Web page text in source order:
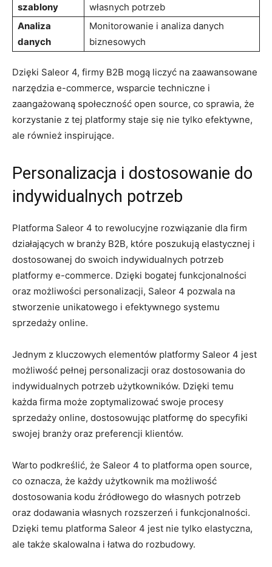
szablony
własnych ⁤potrzeb
Analiza
danych
Monitorowanie ‌i analiza danych
biznesowych
Dzięki Saleor 4, ‌firmy B2B⁢ mogą liczyć ​na⁤ zaawansowane
⁤narzędzia e-commerce,⁤ wsparcie‍ techniczne i ​
zaangażowaną społeczność⁤ open source, co sprawia, ‌że
korzystanie z tej​ platformy staje się nie ⁢tylko ​efektywne,
ale również inspirujące.
Personalizacja i dostosowanie do
⁢indywidualnych⁢ potrzeb
Platforma Saleor 4 to rewolucyjne rozwiązanie dla firm ​
działających ‌w branży B2B,‍ które ⁤poszukują elastycznej‍ i
dostosowanej ⁤do swoich indywidualnych potrzeb⁤
platformy⁤ e-commerce. Dzięki⁤ bogatej ⁤funkcjonalności
oraz możliwości personalizacji, Saleor 4 pozwala na
stworzenie unikatowego i ‍efektywnego systemu
sprzedaży⁢ online.
Jednym z kluczowych elementów platformy Saleor 4 jest ​
możliwość‍ pełnej‍ personalizacji ⁤oraz dostosowania do‌
indywidualnych potrzeb użytkowników. Dzięki⁣ temu
każda firma może zoptymalizować swoje procesy​
sprzedaży online, dostosowując platformę do specyfiki
‍swojej branży oraz preferencji‌ klientów.
Warto podkreślić, ⁤że Saleor 4​ to platforma open source,
co oznacza,‍ że każdy użytkownik ma ​możliwość
dostosowania​ kodu‌ źródłowego do własnych ⁤potrzeb
oraz dodawania ⁢własnych rozszerzeń i funkcjonalności.⁣
Dzięki ​temu ​platforma ⁤Saleor 4‍ jest nie tylko elastyczna,
ale także skalowalna i łatwa do rozbudowy.